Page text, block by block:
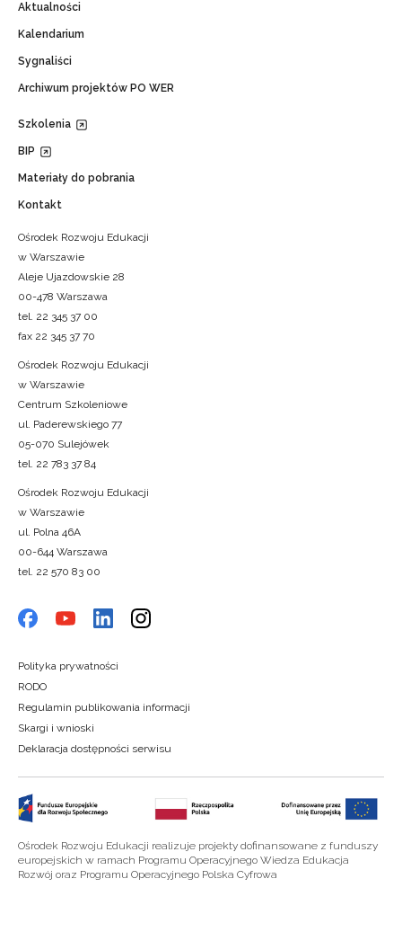
Aktualności
Kalendarium
Sygnaliści
Archiwum projektów PO WER
Szkolenia
BIP
Materiały do pobrania
Kontakt
Ośrodek Rozwoju Edukacji
w Warszawie
Aleje Ujazdowskie 28
00-478 Warszawa
tel. 22 345 37 00
fax 22 345 37 70
Ośrodek Rozwoju Edukacji
w Warszawie
Centrum Szkoleniowe
ul. Paderewskiego 77
05-070 Sulejówek
tel. 22 783 37 84
Ośrodek Rozwoju Edukacji
w Warszawie
ul. Polna 46A
00-644 Warszawa
tel. 22 570 83 00
Polityka prywatności
RODO
Regulamin publikowania informacji
Skargi i wnioski
Deklaracja dostępności serwisu
Ośrodek Rozwoju Edukacji realizuje projekty dofinansowane z funduszy
europejskich w ramach Programu Operacyjnego Wiedza Edukacja
Rozwój oraz Programu Operacyjnego Polska Cyfrowa